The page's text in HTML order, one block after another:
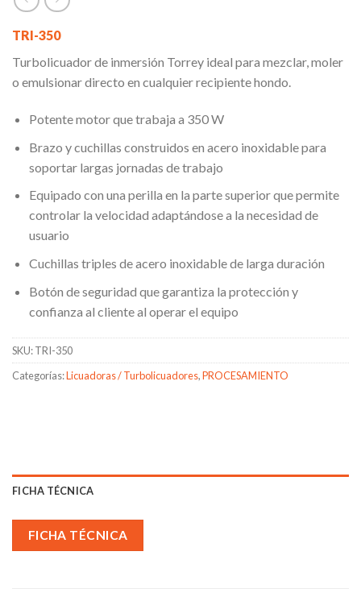
TRI-350
Turbolicuador de inmersión Torrey ideal para mezclar, moler
o emulsionar directo en cualquier recipiente hondo.
Potente motor que trabaja a 350 W
Brazo y cuchillas construidos en acero inoxidable para
soportar largas jornadas de trabajo
Equipado con una perilla en la parte superior que permite
controlar la velocidad adaptándose a la necesidad de
usuario
Cuchillas triples de acero inoxidable de larga duración
Botón de seguridad que garantiza la protección y
confianza al cliente al operar el equipo
SKU:TRI-350
Categorías:Licuadoras / Turbolicuadores,PROCESAMIENTO
FICHA TÉCNICA
FICHA TÉCNICA